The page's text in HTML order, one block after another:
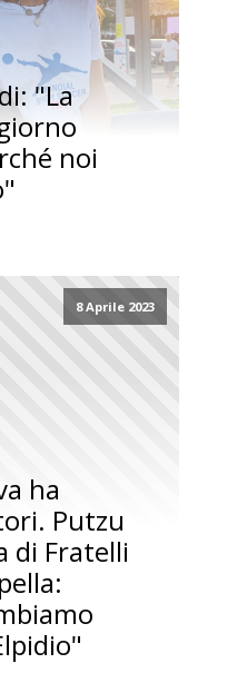
"La
noi
8 Aprile 2023
ha
Putzu
di Fratelli